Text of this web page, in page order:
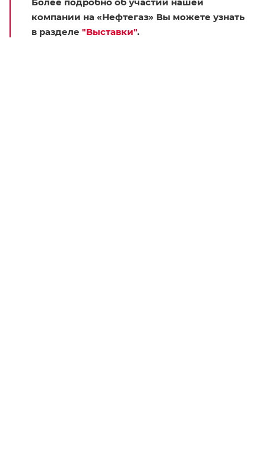
компании на «Нефтегаз» Вы можете узнать
в разделе "Выставки".